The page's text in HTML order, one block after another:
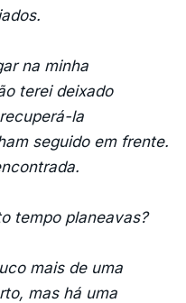
na minha
terei deixado
la
seguido em frente.
tempo planeavas?
mais de uma
mas há uma